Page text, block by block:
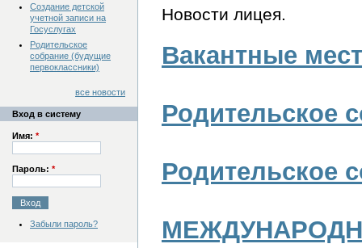
Новости лицея.
Вакантные
Родительское
Родительское
Создание детской
учетной записи на
Госуслугах
Родительское
собрание (будущие
первоклассники)
все новости
Вход в систему
Имя: *
Пароль: *
Забыли пароль?